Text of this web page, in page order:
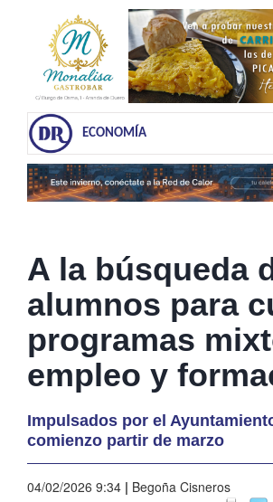
ECONOMÍA
A la búsqueda
alumnos para
programas
empleo y
Impulsados por el
comienzo partir de marzo
04/02/2026 9:34 | Begoña Cisneros